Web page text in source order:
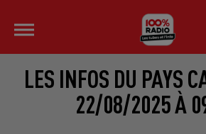
LES INFOS DU PAYS
22/08/2025 À